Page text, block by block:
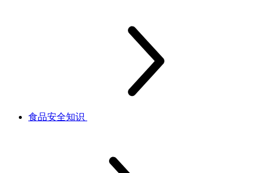
食品安全知识